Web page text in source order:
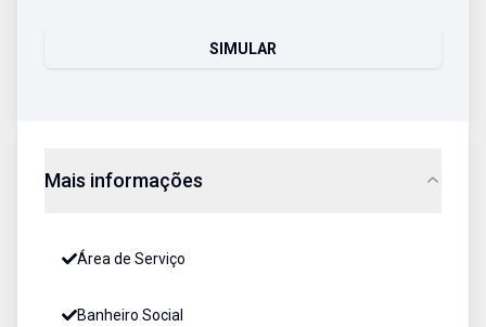
SIMULAR
Mais informações
Área de Serviço
Banheiro Social